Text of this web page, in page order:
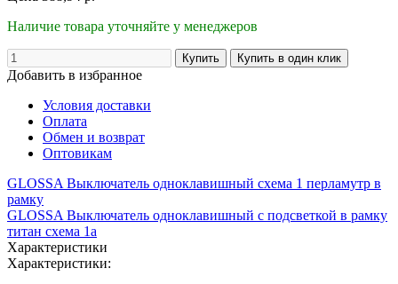
Наличие товара уточняйте у менеджеров
Добавить в избранное
Условия доставки
Оплата
Обмен и возврат
Оптовикам
GLOSSA Выключатель одноклавишный схема 1 перламутр в
рамку
GLOSSA Выключатель одноклавишный с подсветкой в рамку
титан схема 1а
Характеристики
Характеристики: